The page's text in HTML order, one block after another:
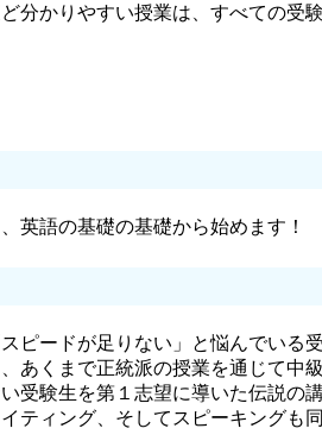
分かりやすい授業は、すべての受
英語の基礎の基礎から始めます！
ピードが足りない」と悩んでいる
あくまで正統派の授業を通じて中
受験生を第１志望に導いた伝説の
ティング、そしてスピーキングも